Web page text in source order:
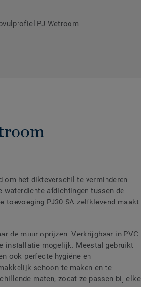
PJ Wetroom
om het dikteverschil te verminderen
waterdichte afdichtingen tussen de
toevoeging PJ30 SA zelfklevend maakt
de muur oprijzen. Verkrijgbaar in PVC
installatie mogelijk. Meestal gebruikt
ook perfecte hygiëne en
schoon te maken en te
maten, zodat ze passen bij elke